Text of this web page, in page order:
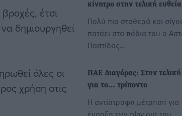
έτσι
δημιουργηθεί
όλες οι
χρήση στις
κίνητρο στην τελική ευθεία
Πολύ πιο σταθερά και
πατάει στα πόδια του ο
Παστίδας…
ΠΑΕ Διαγόρας: Στην τελική
για το… τρίποντο
Η αντίστροφη μέτρηση για
έναρξη των play out του